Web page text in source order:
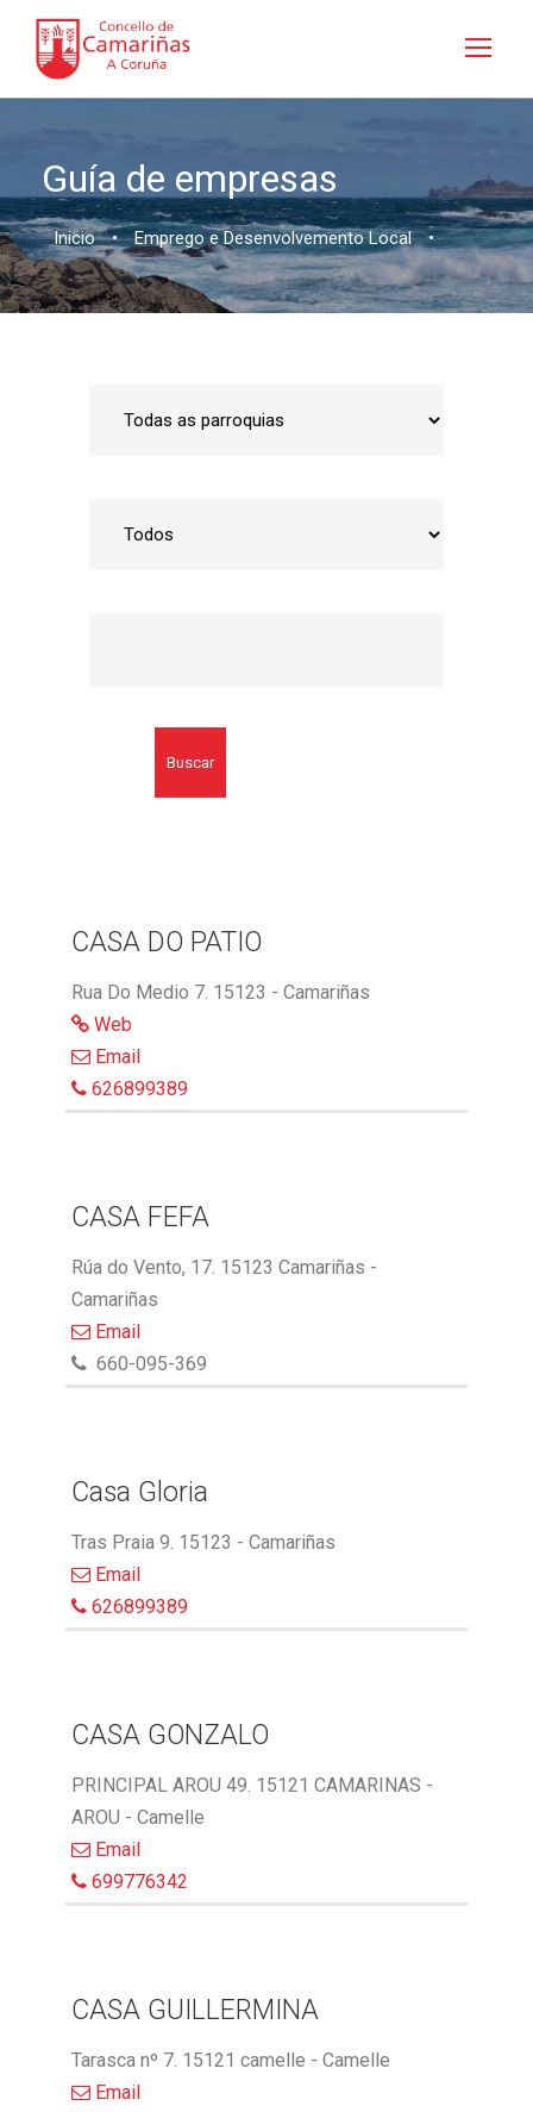
Guía de empresas
Inicio • Emprego e Desenvolvemento Local •
Buscar
CASA DO PATIO
Rua Do Medio 7. 15123 - Camariñas
Web
Email
626899389
CASA FEFA
Rúa do Vento, 17. 15123 Camariñas -
Camariñas
Email
660-095-369
Casa Gloria
Tras Praia 9. 15123 - Camariñas
Email
626899389
CASA GONZALO
PRINCIPAL AROU 49. 15121 CAMARINAS -
AROU - Camelle
Email
699776342
CASA GUILLERMINA
Tarasca nº 7. 15121 camelle - Camelle
Email